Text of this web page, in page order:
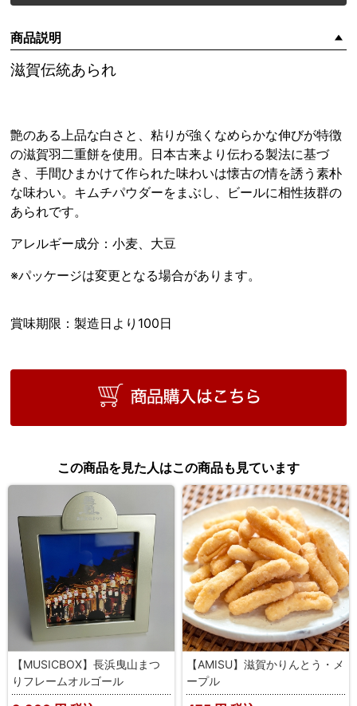
商品説明
滋賀伝統あられ
艶のある上品な白さと、粘りが強くなめらかな伸びが特徴
の滋賀羽二重餅を使用。日本古来より伝わる製法に基づ
き、手間ひまかけて作られた味わいは懐古の情を誘う素朴
な味わい。キムチパウダーをまぶし、ビールに相性抜群の
あられです。
アレルギー成分：小麦、大豆
※パッケージは変更となる場合があります。
賞味期限：製造日より100日
この商品を見た人はこの商品も見ています
【MUSICBOX】長浜曳山まつ
りフレームオルゴール
【AMISU】滋賀かりんとう・メ
ープル